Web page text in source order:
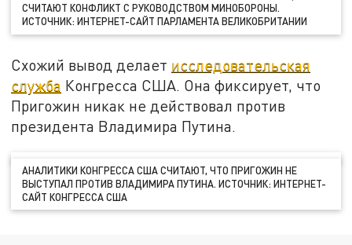
СЧИТАЮТ КОНФЛИКТ С РУКОВОДСТВОМ МИНОБОРОНЫ.
ИСТОЧНИК: ИНТЕРНЕТ-САЙТ ПАРЛАМЕНТА ВЕЛИКОБРИТАНИИ
Схожий вывод делает исследовательская
служба Конгресса США. Она фиксирует, что
Пригожин никак не действовал против
президента Владимира Путина.
АНАЛИТИКИ КОНГРЕССА США СЧИТАЮТ, ЧТО ПРИГОЖИН НЕ
ВЫСТУПАЛ ПРОТИВ ВЛАДИМИРА ПУТИНА. ИСТОЧНИК: ИНТЕРНЕТ-
САЙТ КОНГРЕССА США